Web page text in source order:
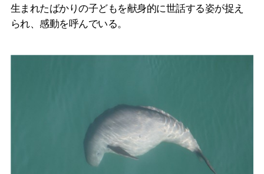
生まれたばかりの子どもを献身的に世話する姿が捉え
られ、感動を呼んでいる。